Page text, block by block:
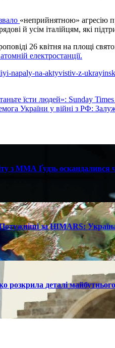
«неприйнятною» агресію
й усім італійцям, які
26 квітня на площі
електростанції.
napaly-na-aktyvistiv-z-
їсти людей»: Sunday
України у війні з РФ:
з ММА Ґудзь оскандалився
за HIMARS:
деталі майбутнього